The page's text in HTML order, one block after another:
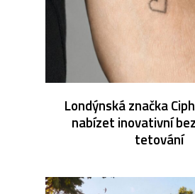
Londýnská značka
nabízet inovativní
tetování